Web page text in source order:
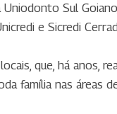
Sul
e Sicredi
que, há anos,
família nas áreas